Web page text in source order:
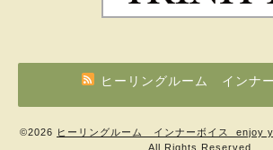
ヒーリングルーム インナ
©2026 ヒーリングルーム インナーボイス enjoy
All Rights Reserved.